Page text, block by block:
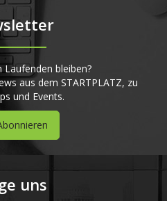
bleiben?
aus dem STARTPLATZ, zu
und Events.
uns